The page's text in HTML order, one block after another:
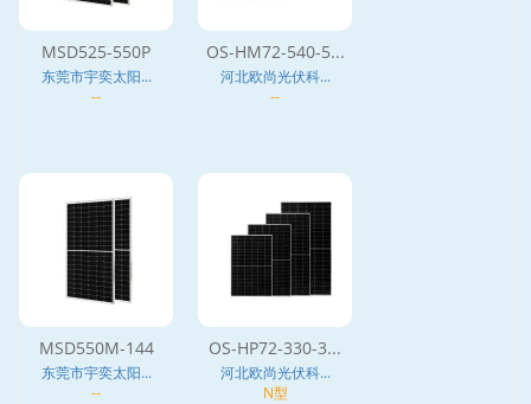
MSD525-550P
东莞市宇奕太阳...
--
OS-HM72-540-5...
河北欧尚光伏科...
--
MSD550M-144
东莞市宇奕太阳...
--
OS-HP72-330-3...
河北欧尚光伏科...
N型